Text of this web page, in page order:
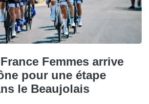
Femmes arrive
pour une étape
le Beaujolais